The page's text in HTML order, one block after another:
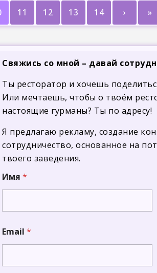
11 12 13 14 › »
Свяжись со мной – давай
Ты ресторатор и хочешь
Или мечтаешь, чтобы о твоём
настоящие гурманы? Ты по адресу!
Я предлагаю рекламу, создание
сотрудничество, основанное на
твоего заведения.
Имя *
Email *